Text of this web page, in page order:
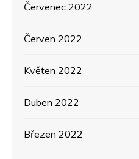
Červenec 2022
Červen 2022
Květen 2022
Duben 2022
Březen 2022